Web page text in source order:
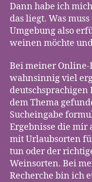
Dann habe ich
das liegt. Was
Umgebung also
weinen möchte
Bei meiner Online-
wahnsinnig viel
deutschsprachigen
dem Thema
Sucheingabe
Ergebnisse die mir
mit Urlaubsorten
tun oder der
Weinsorten. Bei
Recherche bin ich